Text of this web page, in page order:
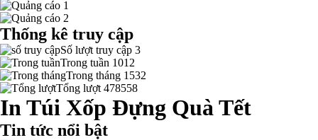
Thống kê truy cập
Số lượt truy cập 3
Trong tuần 1012
Trong tháng 1532
Tổng lượt 478558
In Túi Xốp Đựng Quà Tết
Tin tức nổi bật